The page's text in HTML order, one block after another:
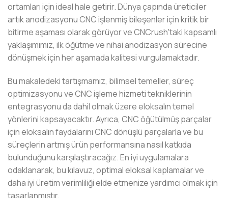
ortamları için ideal hale getirir. Dünya çapında üreticiler
artık anodizasyonu CNC işlenmiş bileşenler için kritik bir
bitirme aşaması olarak görüyor ve CNCrush'taki kapsamlı
yaklaşımımız, ilk öğütme ve nihai anodizasyon sürecine
dönüşmek için her aşamada kalitesi vurgulamaktadır.
Bu makaledeki tartışmamız, bilimsel temeller, süreç
optimizasyonu ve CNC işleme hizmeti tekniklerinin
entegrasyonu da dahil olmak üzere eloksalın temel
yönlerini kapsayacaktır. Ayrıca, CNC öğütülmüş parçalar
için eloksalın faydalarını CNC dönüşlü parçalarla ve bu
süreçlerin artmış ürün performansına nasıl katkıda
bulunduğunu karşılaştıracağız. En iyi uygulamalara
odaklanarak, bu kılavuz, optimal eloksal kaplamalar ve
daha iyi üretim verimliliği elde etmenize yardımcı olmak için
tasarlanmıştır.